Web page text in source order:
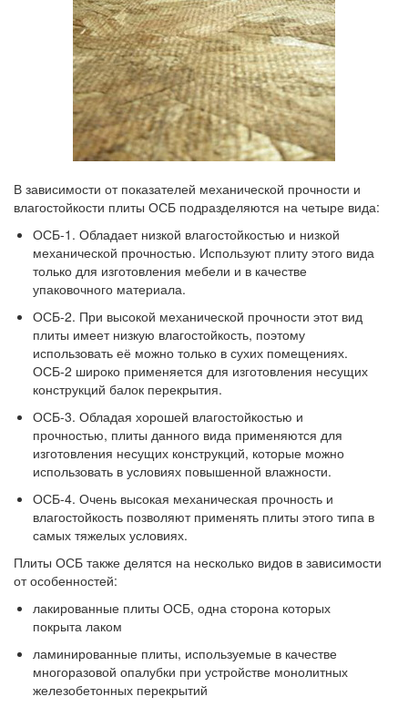
В зависимости от показателей механической прочности и
влагостойкости плиты ОСБ подразделяются на четыре вида:
ОСБ-1. Обладает низкой влагостойкостью и низкой
механической прочностью. Используют плиту этого вида
только для изготовления мебели и в качестве
упаковочного материала.
ОСБ-2. При высокой механической прочности этот вид
плиты имеет низкую влагостойкость, поэтому
использовать её можно только в сухих помещениях.
ОСБ-2 широко применяется для изготовления несущих
конструкций балок перекрытия.
ОСБ-3. Обладая хорошей влагостойкостью и
прочностью, плиты данного вида применяются для
изготовления несущих конструкций, которые можно
использовать в условиях повышенной влажности.
ОСБ-4. Очень высокая механическая прочность и
влагостойкость позволяют применять плиты этого типа в
самых тяжелых условиях.
Плиты ОСБ также делятся на несколько видов в зависимости
от особенностей:
лакированные плиты ОСБ, одна сторона которых
покрыта лаком
ламинированные плиты, используемые в качестве
многоразовой опалубки при устройстве монолитных
железобетонных перекрытий